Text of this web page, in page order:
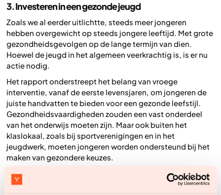
3. Investeren in een gezonde jeugd
Zoals we al eerder uitlichtte, steeds meer jongeren
hebben overgewicht op steeds jongere leeftijd. Met grote
gezondheidsgevolgen op de lange termijn van dien.
Hoewel de jeugd in het algemeen veerkrachtig is, is er nu
actie nodig.
Het rapport onderstreept het belang van vroege
interventie, vanaf de eerste levensjaren, om jongeren de
juiste handvatten te bieden voor een gezonde leefstijl.
Gezondheidsvaardigheden zouden een vast onderdeel
van het onderwijs moeten zijn. Maar ook buiten het
klaslokaal, zoals bij sportverenigingen en in het
jeugdwerk, moeten jongeren worden ondersteund bij het
maken van gezondere keuzes.
4. Aanpakken van de leefomgeving inclusief
voedingsaanbod en reclame